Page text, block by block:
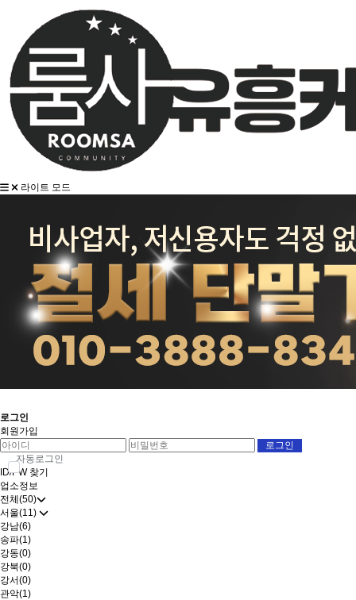
라이트 모드
로그인
회원가입
자동로그인
ID/PW 찾기
업소정보
전체(50)
서울(11)
강남(6)
송파(1)
강동(0)
강북(0)
강서(0)
관악(1)